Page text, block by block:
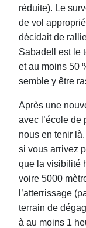
réduite). Le
de vol
décidait de
Sabadell est le
et au moins 50
semble y être
Après une
avec l’école
nous en tenir
si vous arrivez
que la visibilité
voire 5000
l’atterrissage
terrain de
à au moins 1